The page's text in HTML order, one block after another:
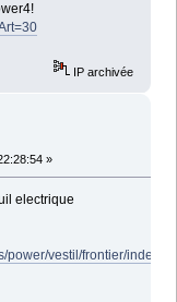
IP archivée
»
electrique
power/vestil/frontier/